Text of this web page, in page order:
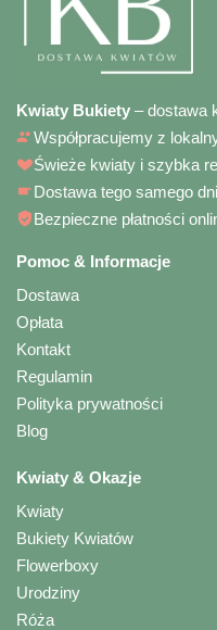
Kwiaty Bukiety – dostawa
Współpracujemy z
Świeże kwiaty i szybka
Dostawa tego samego
Bezpieczne płatności
Pomoc & Informacje
Dostawa
Opłata
Kontakt
Regulamin
Polityka prywatności
Blog
Kwiaty & Okazje
Kwiaty
Bukiety Kwiatów
Flowerboxy
Urodziny
Róża